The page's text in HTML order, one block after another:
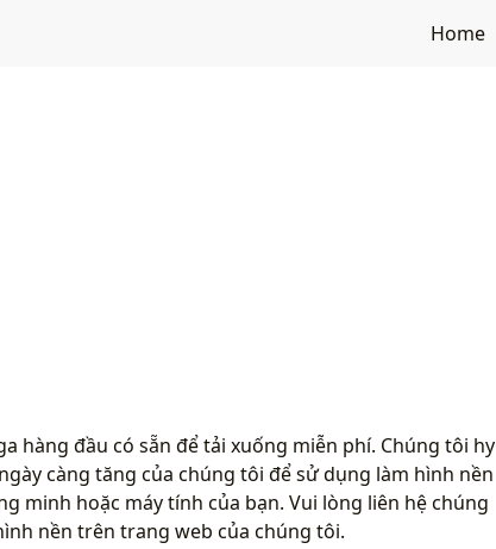
Home
hàng đầu có sẵn để tải xuống miễn phí. Chúng tôi hy
càng tăng của chúng tôi để sử dụng làm hình nền
minh hoặc máy tính của bạn. Vui lòng liên hệ chúng
nền trên trang web của chúng tôi.